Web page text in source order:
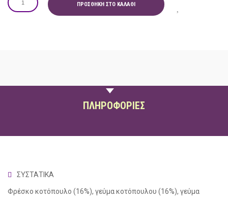
ΠΡΟΣΘΉΚΗ ΣΤΟ ΚΑΛΆΘΙ
ΠΛΗΡΟΦΟΡΙΕΣ
ΣΥΣΤΑΤΙΚΑ
Φρέσκο κοτόπουλο (16%), γεύμα κοτόπουλου (16%), γεύμα